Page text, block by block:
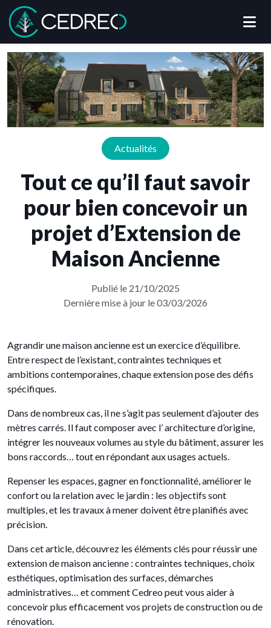
Cedreo
Tout ce qu’il faut savoir
pour bien concevoir un
projet d’Extension de
Maison Ancienne
Publié le 21/10/2025
Dernière mise à jour le 03/03/2026
Actualités
Agrandir une maison ancienne est un exercice d’équilibre.
Entre respect de l’existant, contraintes techniques et
ambitions contemporaines, chaque extension pose des défis
spécifiques.
Dans de nombreux cas, il ne s’agit pas seulement d’ajouter des
mètres carrés. Il faut composer avec l’ architecture d’origine,
intégrer les nouveaux volumes au style du bâtiment, assurer les
bons raccords… tout en répondant aux usages actuels.
Repenser les espaces, gagner en fonctionnalité, améliorer le
confort ou la relation avec le jardin : les objectifs sont
multiples, et les travaux à mener doivent être planifiés avec
précision.
Dans cet article, découvrez les éléments clés pour réussir une
extension de maison ancienne : contraintes techniques, choix
esthétiques, optimisation des surfaces, démarches
administratives… et comment Cedreo peut vous aider à
concevoir plus efficacement vos projets de construction ou de
rénovation.